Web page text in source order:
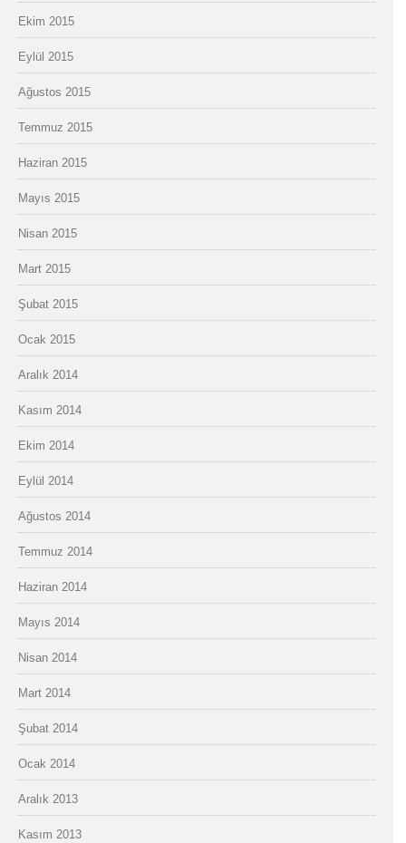
Ekim 2015
Eylül 2015
Ağustos 2015
Temmuz 2015
Haziran 2015
Mayıs 2015
Nisan 2015
Mart 2015
Şubat 2015
Ocak 2015
Aralık 2014
Kasım 2014
Ekim 2014
Eylül 2014
Ağustos 2014
Temmuz 2014
Haziran 2014
Mayıs 2014
Nisan 2014
Mart 2014
Şubat 2014
Ocak 2014
Aralık 2013
Kasım 2013